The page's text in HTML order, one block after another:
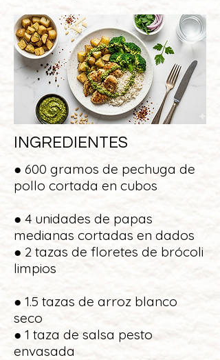
INGREDIENTES
● 600 gramos de pechuga de
pollo cortada en cubos
● 4 unidades de papas
medianas cortadas en dados
● 2 tazas de floretes de brócoli
limpios
● 1.5 tazas de arroz blanco
seco
● 1 taza de salsa pesto
envasada